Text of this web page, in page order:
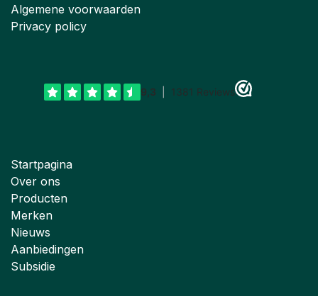
Algemene voorwaarden
Privacy policy
Startpagina
Over ons
Producten
Merken
Nieuws
Aanbiedingen
Subsidie